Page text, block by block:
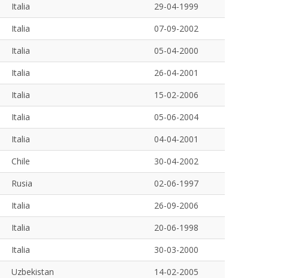
Italia
29-04-1999
Italia
07-09-2002
Italia
05-04-2000
Italia
26-04-2001
Italia
15-02-2006
Italia
05-06-2004
Italia
04-04-2001
Chile
30-04-2002
Rusia
02-06-1997
Italia
26-09-2006
Italia
20-06-1998
Italia
30-03-2000
Uzbekistan
14-02-2005